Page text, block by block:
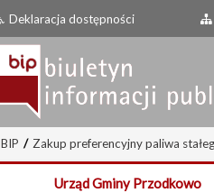
Deklaracja dostępności
BIP / Zakup preferencyjny paliwa
Urząd Gminy Przodkowo